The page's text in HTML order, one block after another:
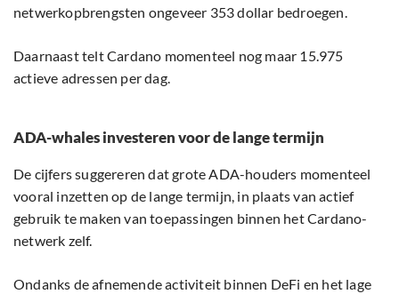
netwerkopbrengsten ongeveer 353 dollar bedroegen.
Daarnaast telt Cardano momenteel nog maar 15.975
actieve adressen per dag.
ADA-whales investeren voor de lange termijn
De cijfers suggereren dat grote ADA-houders momenteel
vooral inzetten op de lange termijn, in plaats van actief
gebruik te maken van toepassingen binnen het Cardano-
netwerk zelf.
Ondanks de afnemende activiteit binnen DeFi en het lage